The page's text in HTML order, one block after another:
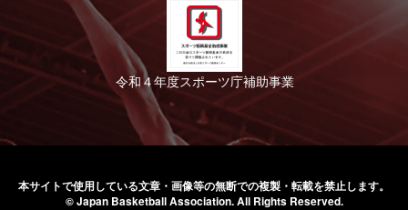
令和４年度スポーツ庁補助事業
本サイトで使用している文章・画像等の無断での複製・転載を禁止します。
© Japan Basketball Association.All Rights Reserved.